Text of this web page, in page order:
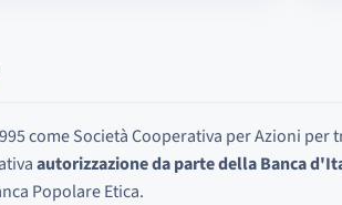
come Società Cooperativa per Azioni
autorizzazione da parte della Banca
Popolare Etica.